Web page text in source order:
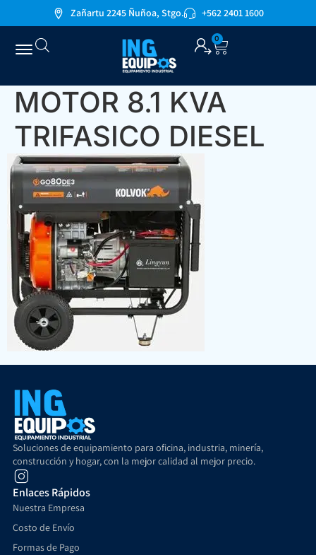
Zañartu 2245 Ñuñoa, Stgo. +562 2401 1600
0
MOTOR 8.1 KVA
TRIFASICO DIESEL
Soluciones de equipamiento para oficina, industria, minería,
construcción y hogar, con la mejor calidad al mejor precio.
Enlaces Rápidos
Nuestra Empresa
Costo de Envío
Formas de Pago